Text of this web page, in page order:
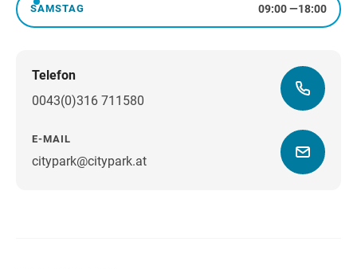
Samstag
SAMSTAG 09:00—18:00
Telefon
0043(0)316 711580
E-MAIL
citypark@citypark.atWegbeschreibung